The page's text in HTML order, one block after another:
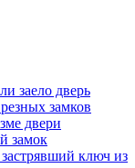
заело дверь
замков
двери
замок
ключ из